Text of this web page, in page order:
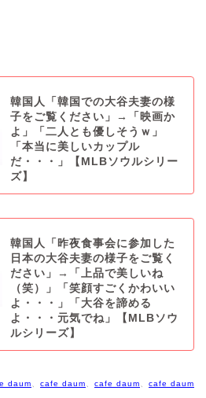
韓国人「韓国での大谷夫妻の様
子をご覧ください」→「映画か
よ」「二人とも優しそうｗ」
「本当に美しいカップル
だ・・・」【MLBソウルシリー
ズ】
韓国人「昨夜食事会に参加した
日本の大谷夫妻の様子をご覧く
ださい」→「上品で美しいね
（笑）」「笑顔すごくかわいい
よ・・・」「大谷を諦める
よ・・・元気でね」【MLBソウ
ルシリーズ】
daum cafe daum cafe daum cafe daum